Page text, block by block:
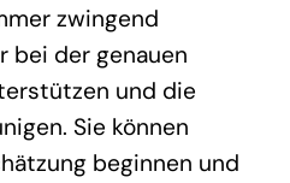
zwingend
bei der genauen
und die
Sie können
beginnen und